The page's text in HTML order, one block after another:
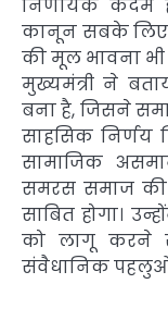
निर्णायक कदम
कानून सबके लिए
की मूल भावना भी
मुख्यमंत्री ने
बना है, जिसने
साहसिक निर्णय
सामाजिक
समरस समाज की
साबित होगा।
को लागू करने
संवैधानिक पहलुओं